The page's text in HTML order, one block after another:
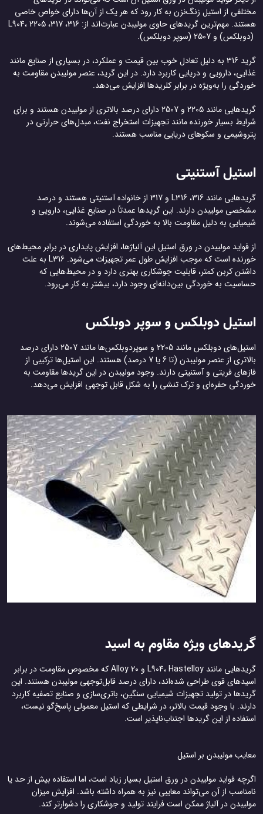
مختلفی از استیل زنگ‌نزن به کار ‌رود که هر یک از آن‌ها دارای خواص خاصی
هستند. مهم‌ترین گریدهای حاوی مولیبدن عبارت‌اند از: 316، 317، L904، 2205
(دوبلکس) و 2507 (سوپر دوبلکس).
گرید 316 به دلیل تعادل خوب بین قیمت و عملکرد، در بسیاری از صنایع مانند
غذایی، دارویی و دریایی کاربرد دارد. در این گرید، عنصر مولیبدن مقاومت به
خوردگی را به‌ویژه در برابر کلریدها افزایش می‌دهد.
گریدهایی مانند 2205 و 2507 دارای درصد بالاتری از مولیبدن هستند و برای
شرایط بسیار خورنده مانند تجهیزات استخراج نفت، مبدل‌های حرارتی در
پتروشیمی و سکوهای دریایی مناسب هستند.
استیل آستنیتی
گریدهایی مانند 316، L316 و 317 از خانواده آستنیتی هستند و درصد
مشخصی مولیبدن دارند. این گریدها عمدتاً در صنایع غذایی، دارویی و
شیمیایی به دلیل مقاومت بالا به خوردگی استفاده می‌شوند.
از فواید مولیبدن در ورق استیل این آلیاژها، افزایش پایداری در برابر محیط‌های
خورنده است که موجب افزایش طول عمر تجهیزات می‌شود. L316 به علت
داشتن کربن کمتر، قابلیت جوشکاری بهتری دارد و در محیط‌هایی که
حساسیت به خوردگی بین‌دانه‌ای وجود دارد، بیشتر به کار می‌رود.
استیل دوبلکس و سوپر دوبلکس
استیل‌های دوبلکس مانند 2205 و سوپردوبلکس‌ها مانند 2507 دارای درصد
بالاتری از عنصر مولیبدن (تا 6 یا 7 درصد) هستند. این استیل‌ها ترکیبی از
فازهای فریتی و آستنیتی دارند. وجود مولیبدن در این گریدها مقاومت به
خوردگی حفره‌ای و ترک تنشی را به شکل قابل توجهی افزایش می‌دهد.
گریدهای ویژه مقاوم به اسید
گریدهایی مانند L904، Hastelloy و Alloy 20 که مخصوص مقاومت در برابر
اسیدهای قوی طراحی شده‌اند، دارای درصد قابل‌توجهی مولیبدن هستند. این
گریدها در تولید تجهیزات شیمیایی سنگین، باتری‌سازی و صنایع تصفیه کاربرد
دارند. با وجود قیمت بالاتر، در شرایطی که استیل معمولی پاسخ‌گو نیست،
استفاده از این گریدها اجتناب‌ناپذیر است.
معایب مولیبدن بر استیل
اگرچه فواید مولیبدن در ورق استیل بسیار زیاد است، اما استفاده بیش از حد یا
نامناسب از آن می‌تواند معایبی نیز به همراه داشته باشد. افزایش میزان
مولیبدن در آلیاژ ممکن است فرایند تولید و جوشکاری را دشوارتر کند.